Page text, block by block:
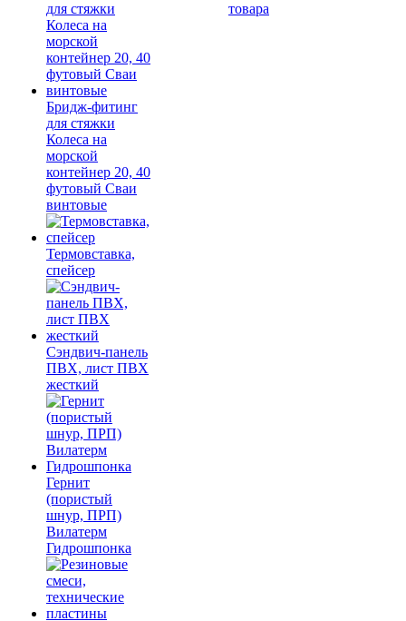
Бридж-фитинг
для стяжки
Колеса на
морской
контейнер 20, 40
футовый Сваи
винтовые
Термовставка,
спейсер
Сэндвич-панель
ПВХ, лист ПВХ
жесткий
Гернит
(пористый
шнур, ПРП)
Вилатерм
Гидрошпонка
товара